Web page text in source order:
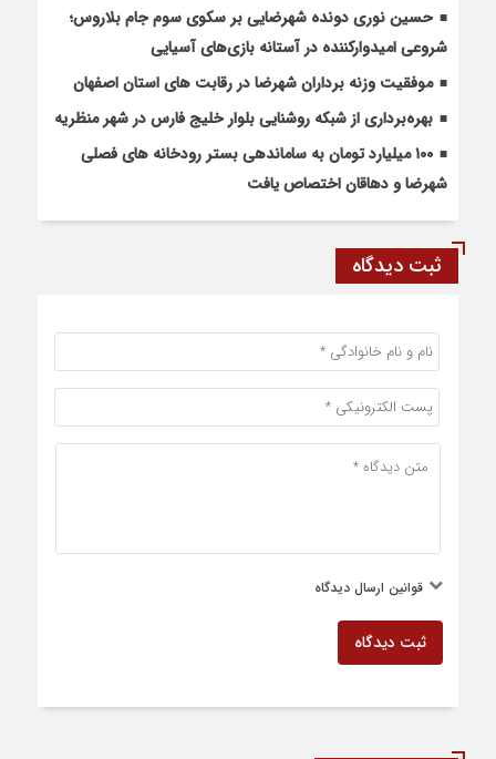
حسین نوری دونده شهرضایی بر سکوی سوم جام بلاروس؛
شروعی امیدوارکننده در آستانه بازی‌های آسیایی
موفقیت وزنه برداران شهرضا در رقابت های استان اصفهان
بهره‌برداری از شبکه روشنایی بلوار خلیج فارس در شهر منظریه
۱۰۰ میلیارد تومان به ساماندهی بستر رودخانه های فصلی
شهرضا و دهاقان اختصاص یافت
ثبت دیدگاه
قوانین ارسال دیدگاه
ثبت دیدگاه